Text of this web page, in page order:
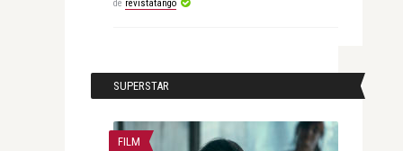
de revistatango
SUPERSTAR
FILM